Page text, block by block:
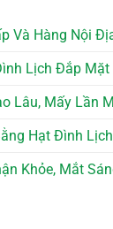
Và Hàng Nội
Lịch Đắp
Lâu, Mấy Lần
Hạt Đình Lịch
Khỏe, Mắt